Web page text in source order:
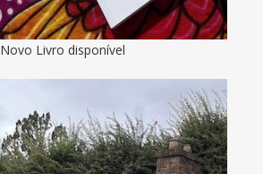
Novo Livro disponível